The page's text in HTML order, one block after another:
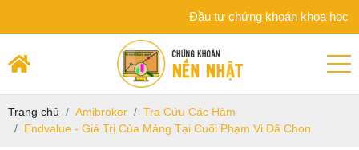
Đầu tư chứng khoán khoa học trên
Trang chủ Amibroker
Tra Cứu Các Hàm
Endvalue - Giá Trị Của Mảng Tại Cuối Phạm Vi Đã Chọn